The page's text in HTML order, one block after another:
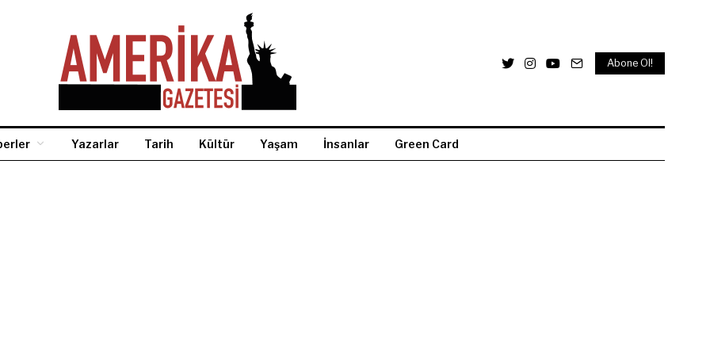
Abone Ol!
Yazarlar Tarih Kültür Yaşam İnsanlar Green Card